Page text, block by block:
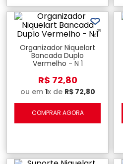
Organizador Niquelart
Bancada Duplo
Vermelho - N 1
R$ 72,80
ou em 1x de R$ 72,80
COMPRAR AGORA